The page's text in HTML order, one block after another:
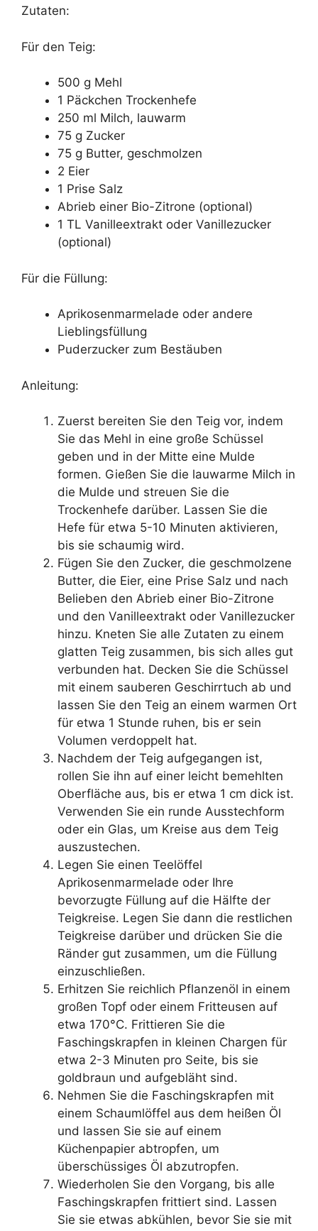
Zutaten:
Für den Teig:
500 g Mehl
1 Päckchen Trockenhefe
250 ml Milch, lauwarm
75 g Zucker
75 g Butter, geschmolzen
2 Eier
1 Prise Salz
Abrieb einer Bio-Zitrone (optional)
1 TL Vanilleextrakt oder Vanillezucker
(optional)
Für die Füllung:
Aprikosenmarmelade oder andere
Lieblingsfüllung
Puderzucker zum Bestäuben
Anleitung:
Zuerst bereiten Sie den Teig vor, indem
Sie das Mehl in eine große Schüssel
geben und in der Mitte eine Mulde
formen. Gießen Sie die lauwarme Milch in
die Mulde und streuen Sie die
Trockenhefe darüber. Lassen Sie die
Hefe für etwa 5-10 Minuten aktivieren,
bis sie schaumig wird.
Fügen Sie den Zucker, die geschmolzene
Butter, die Eier, eine Prise Salz und nach
Belieben den Abrieb einer Bio-Zitrone
und den Vanilleextrakt oder Vanillezucker
hinzu. Kneten Sie alle Zutaten zu einem
glatten Teig zusammen, bis sich alles gut
verbunden hat. Decken Sie die Schüssel
mit einem sauberen Geschirrtuch ab und
lassen Sie den Teig an einem warmen Ort
für etwa 1 Stunde ruhen, bis er sein
Volumen verdoppelt hat.
Nachdem der Teig aufgegangen ist,
rollen Sie ihn auf einer leicht bemehlten
Oberfläche aus, bis er etwa 1 cm dick ist.
Verwenden Sie ein runde Ausstechform
oder ein Glas, um Kreise aus dem Teig
auszustechen.
Legen Sie einen Teelöffel
Aprikosenmarmelade oder Ihre
bevorzugte Füllung auf die Hälfte der
Teigkreise. Legen Sie dann die restlichen
Teigkreise darüber und drücken Sie die
Ränder gut zusammen, um die Füllung
einzuschließen.
Erhitzen Sie reichlich Pflanzenöl in einem
großen Topf oder einem Fritteusen auf
etwa 170°C. Frittieren Sie die
Faschingskrapfen in kleinen Chargen für
etwa 2-3 Minuten pro Seite, bis sie
goldbraun und aufgebläht sind.
Nehmen Sie die Faschingskrapfen mit
einem Schaumlöffel aus dem heißen Öl
und lassen Sie sie auf einem
Küchenpapier abtropfen, um
überschüssiges Öl abzutropfen.
Wiederholen Sie den Vorgang, bis alle
Faschingskrapfen frittiert sind. Lassen
Sie sie etwas abkühlen, bevor Sie sie mit